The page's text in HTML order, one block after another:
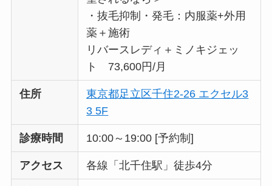
・抜毛抑制・発毛：内服薬+外用
薬＋施術
リバースレディ＋ミノキジェッ
ト 73,600円/月
住所
東京都足立区千住2-26 エクセル3
3 5F
診療時間 10:00～19:00 [予約制]
アクセス 各線「北千住駅」徒歩4分